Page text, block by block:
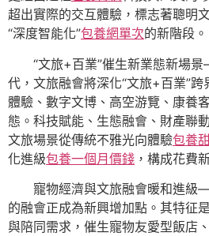
超出實際的交互體驗，標志著聰明
“深度智能化”包養網單次的新階段。
“文旅+百業”催生新業態新場
代，文旅融會將深化“文旅+百業”
體驗、數字文博、高空游覽、康養
態。科技賦能、生態融會、財產聯
文旅場景從傳統不雅光向體驗包養
化進級包養一個月價錢 ，構成花費
寵物經濟與文旅融會暖和進
的融會正成為新興增加點。其特征
與陪同需求，催生寵物友愛型飯店